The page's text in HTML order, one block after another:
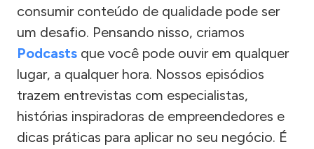
consumir conteúdo de qualidade pode ser
um desafio. Pensando nisso, criamos
Podcasts que você pode ouvir em qualquer
lugar, a qualquer hora. Nossos episódios
trazem entrevistas com especialistas,
histórias inspiradoras de empreendedores e
dicas práticas para aplicar no seu negócio. É